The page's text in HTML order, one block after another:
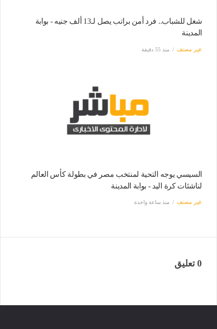
شغل للشباب.. فرد أمن براتب يصل لـ13 ألف جنيه - بوابة
المدينة
غير مصنف منذ 55 دقيقة
السيسي يوجه التحية لمنتخب مصر في بطولة كأس العالم
لناشئات كرة اليد - بوابة المدينة
غير مصنف منذ ساعة واحدة
0 تعليق